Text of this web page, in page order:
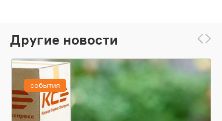
Другие новости
события